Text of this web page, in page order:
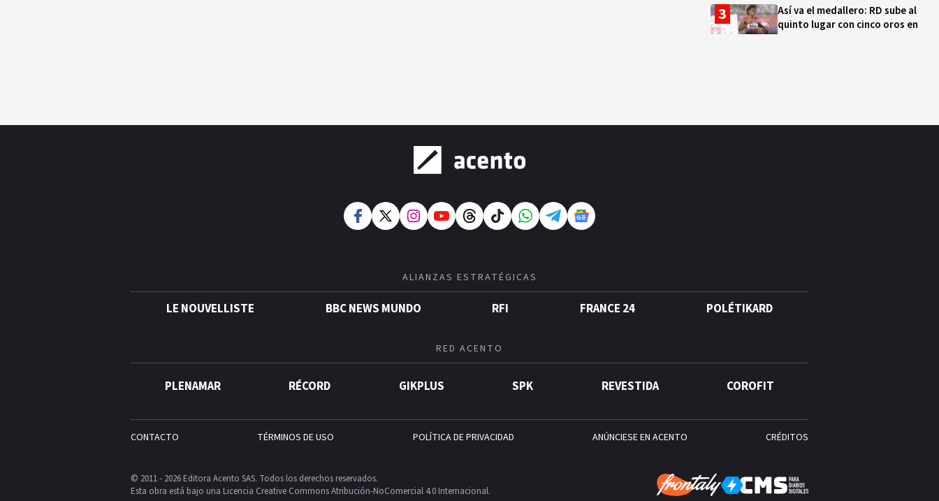
Así va el medallero: RD sube al
quinto lugar con cinco oros en
operaciones por RD$16,600
comercio moderno en
mundo? Efemérides del 6 de
ALIANZAS ESTRATÉGICAS
LE NOUVELLISTE BBC NEWS MUNDO RFI FRANCE 24 POLÉTIKARD
RED ACENTO
PLENAMAR RÉCORD GIKPLUS SPK REVESTIDA COROFIT
CONTACTO TÉRMINOS DE USO POLÍTICA DE PRIVACIDAD ANÚNCIESE EN ACENTO CRÉDITOS
© 2011 - 2026 Editora Acento SAS. Todos los derechos reservados.
Esta obra está bajo una Licencia Creative Commons Atribución-NoComercial 4.0 Internacional.